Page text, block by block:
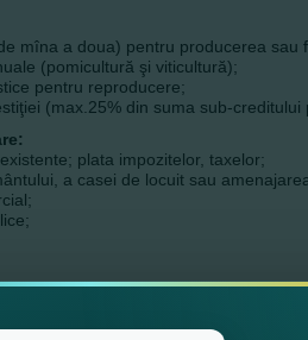
mîna a doua) pentru producerea sau
(pomicultură şi viticultură);
pentru reproducere;
(max.25% din suma sub-creditului
plata impozitelor, taxelor;
a casei de locuit sau
în pomicultură şi viticultură - 5 ani.